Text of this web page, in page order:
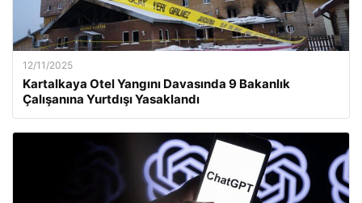
12/11/2025
Kartalkaya Otel Yangını Davasında 9 Bakanlık
Çalışanına Yurtdışı Yasaklandı